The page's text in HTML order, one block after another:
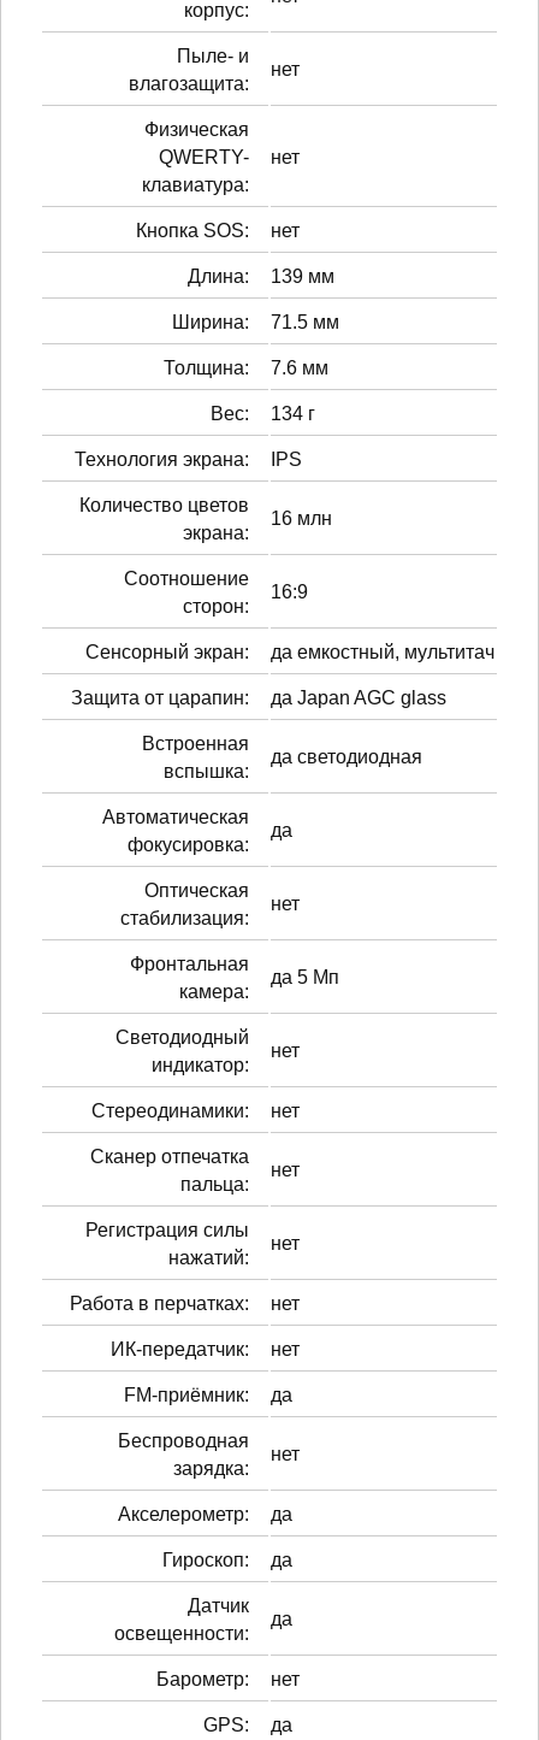
корпус:
Пыле- и
влагозащита:
нет
Физическая
QWERTY-
клавиатура:
нет
Кнопка SOS: нет
Длина: 139 мм
Ширина: 71.5 мм
Толщина: 7.6 мм
Вес: 134 г
Технология экрана: IPS
Количество цветов
экрана:
16 млн
Соотношение
сторон:
16:9
Сенсорный экран: да емкостный, мультитач
Защита от царапин: да Japan AGC glass
Встроенная
вспышка:
да светодиодная
Автоматическая
фокусировка:
да
Оптическая
стабилизация:
нет
Фронтальная
камера:
да 5 Мп
Светодиодный
индикатор:
нет
Стереодинамики: нет
Сканер отпечатка
пальца:
нет
Регистрация силы
нажатий:
нет
Работа в перчатках: нет
ИК-передатчик: нет
FM-приёмник: да
Беспроводная
зарядка:
нет
Акселерометр: да
Гироскоп: да
Датчик
освещенности:
да
Барометр: нет
GPS: да